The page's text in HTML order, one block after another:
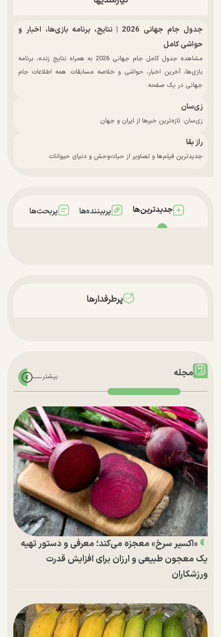
جدول جام جهانی 2026 | نتایج، برنامه بازی‌ها، اخبار و
حواشی کامل
مشاهده جدول کامل جام جهانی 2026 به همراه نتایج زنده، برنامه
بازی‌ها، آخرین اخبار، حواشی و خلاصه مسابقات. همه اطلاعات جام
جهانی در یک صفحه.
زی‌سان
زی‌سان: تازه‌ترین خبرها از ایران و جهان
راز بقا
جدیدترین فیلم‌ها و تصاویر از حیات‌وحش و دنیای حیوانات
جدیدترین‌ها پربیننده‌ها پربحث‌ها
پرطرفدارها
مجله
«اکسیر سرخ» معجزه می‌کند؛ معرفی و دستور تهیه
یک معجون طبیعی و ارزان برای افزایش قدرت
ورزشکاران